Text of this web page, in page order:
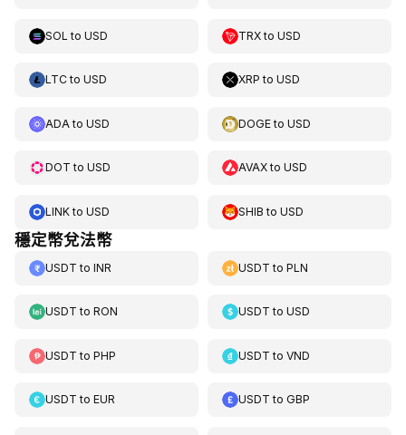
SOL to USD TRXtoUSD
LTCto USD XRP toUSD
ADA to USD DOGEtoUSD
DOT to USD AVAXtoUSD
LINKto USD SHIB toUSD
穩定幣兌法幣
USDT to INR USDT toPLN
USDT to RON USDT toUSD
USDT to PHP USDT toVND
USDT to EUR USDT toGBP